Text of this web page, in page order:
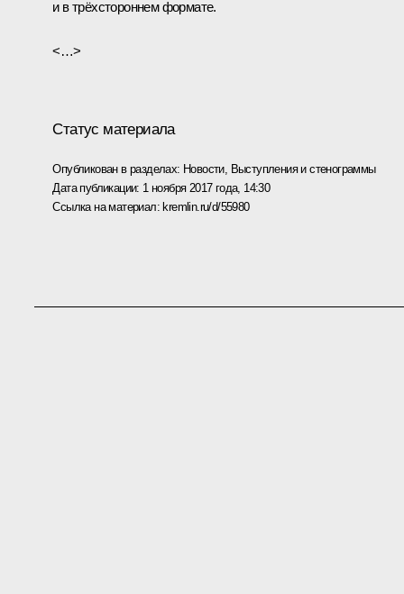
и в трёхстороннем формате.
<…>
Статус материала
Опубликован в разделах: Новости, Выступления и стенограммы
Дата публикации: 1 ноября 2017 года, 14:30
Ссылка на материал: kremlin.ru/d/55980